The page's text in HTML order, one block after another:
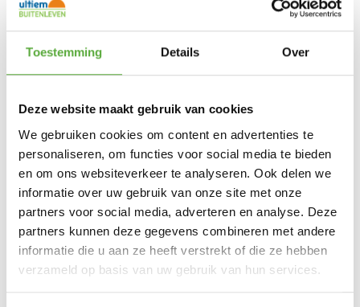
Toestemming Details Over
Deze website maakt gebruik van cookies
We gebruiken cookies om content en advertenties te
personaliseren, om functies voor social media te bieden
en om ons websiteverkeer te analyseren. Ook delen we
informatie over uw gebruik van onze site met onze
partners voor social media, adverteren en analyse. Deze
partners kunnen deze gegevens combineren met andere
informatie die u aan ze heeft verstrekt of die ze hebben
verzameld op basis van uw gebruik van hun services.
Materiaal Kunstof
40042.16.000
BIJPASSENDE ACCESSOIRES EN ALTERNATIEVE
PRODUCTEN
Nardi Doga relax tuinstoel – Agave